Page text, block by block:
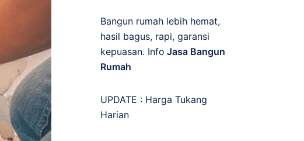
Bangun rumah lebih hemat,
hasil bagus, rapi, garansi
kepuasan. Info Jasa Bangun
Rumah
UPDATE : Harga Tukang
Harian